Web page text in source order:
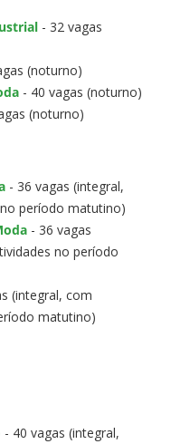
- 32 vagas
(noturno)
- 40 vagas (noturno)
(noturno)
- 36 vagas (integral,
período matutino)
- 36 vagas
no período
(integral, com
matutino)
- 40 vagas (integral,